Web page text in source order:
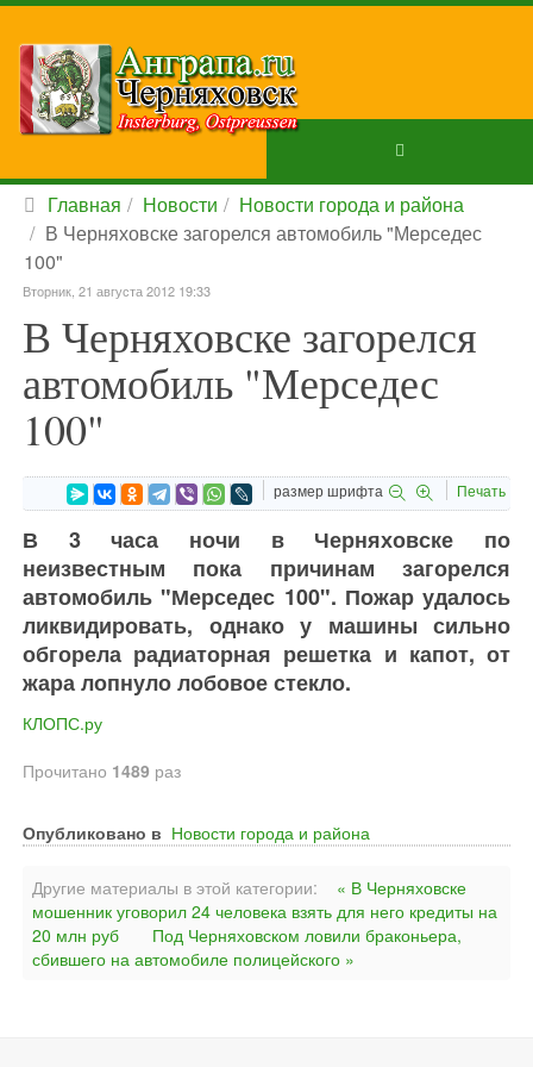
Главная Новости
Новости города и района
В Черняховске загорелся автомобиль "Мерседес
100"
Вторник, 21 августа 2012 19:33
В Черняховске загорелся
автомобиль "Мерседес
100"
размер шрифта Печать
В 3 часа ночи в Черняховске по
неизвестным пока причинам загорелся
автомобиль "Мерседес 100". Пожар удалось
ликвидировать, однако у машины сильно
обгорела радиаторная решетка и капот, от
жара лопнуло лобовое стекло.
КЛОПС.ру
Прочитано 1489 раз
Опубликовано в Новости города и района
Другие материалы в этой категории:
« В Черняховске
мошенник уговорил 24 человека взять для него кредиты на
20 млн руб
Под Черняховском ловили браконьера,
сбившего на автомобиле полицейского »